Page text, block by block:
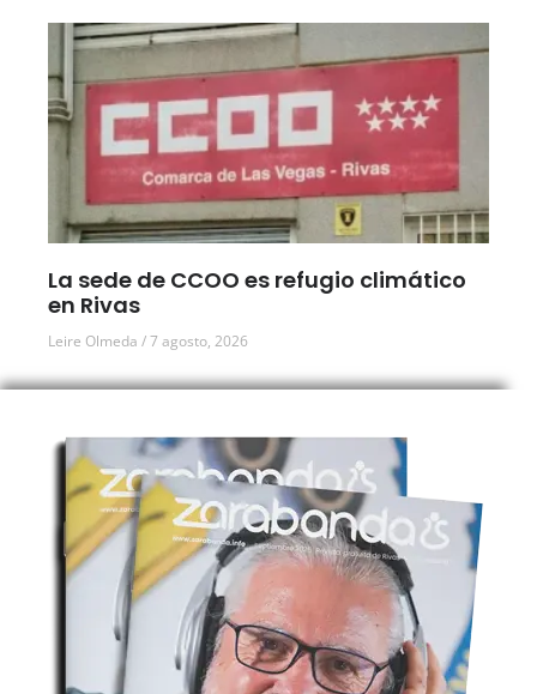
La sede de CCOO es refugio climático
en Rivas
Leire Olmeda 7 agosto, 2026